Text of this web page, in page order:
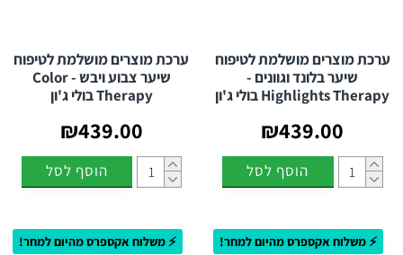
ערכת מוצרים מושלמת לטיפוח
שיער בלונד וגוונים -
Highlights Therapy בולי ג'ון
₪439.00
הוסף לסל
ערכת מוצרים מושלמת לטיפוח
שיער צבוע ויבש - Color
Therapy בולי ג'ון
₪439.00
הוסף לסל
⚡ משלוח אקספרס מהיום למחר! ⚡ משלוח אקספרס מהיום למחר!